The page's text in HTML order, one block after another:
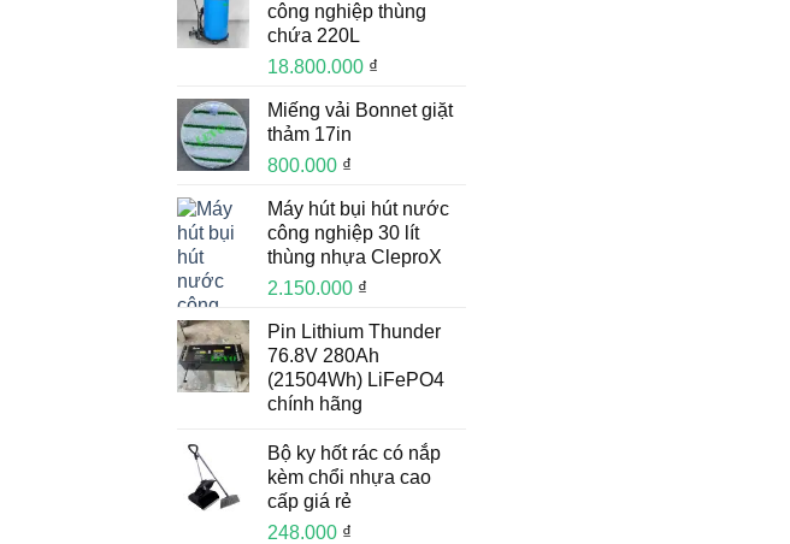
công nghiệp thùng
chứa 220L
18.800.000 ₫
Miếng vải Bonnet giặt
thảm 17in
800.000 ₫
Máy hút bụi hút nước
công nghiệp 30 lít
thùng nhựa CleproX
2.150.000 ₫
Pin Lithium Thunder
76.8V 280Ah
(21504Wh) LiFePO4
chính hãng
Bộ ky hốt rác có nắp
kèm chổi nhựa cao
cấp giá rẻ
248.000 ₫